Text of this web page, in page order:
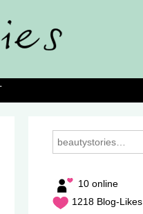
10 online
1218 Blog-Likes